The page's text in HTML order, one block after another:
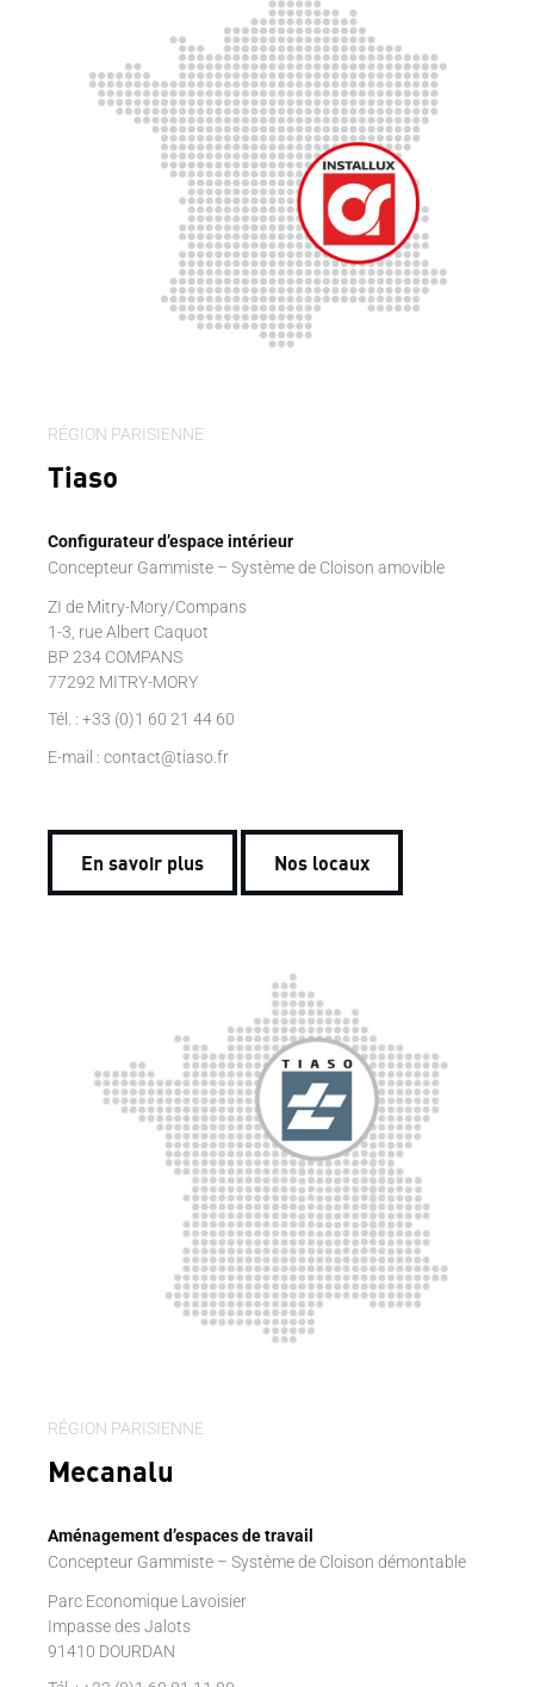
RÉGION PARISIENNE
Tiaso
Configurateur d’espace intérieur
Concepteur Gammiste – Système de Cloison amovible
ZI de Mitry-Mory/Compans
1-3, rue Albert Caquot
BP 234 COMPANS
77292 MITRY-MORY
Tél. : +33 (0)1 60 21 44 60
E-mail : contact@tiaso.fr
En savoir plus Nos locaux
RÉGION PARISIENNE
Mecanalu
Aménagement d’espaces de travail
Concepteur Gammiste – Système de Cloison démontable
Parc Economique Lavoisier
Impasse des Jalots
91410 DOURDAN